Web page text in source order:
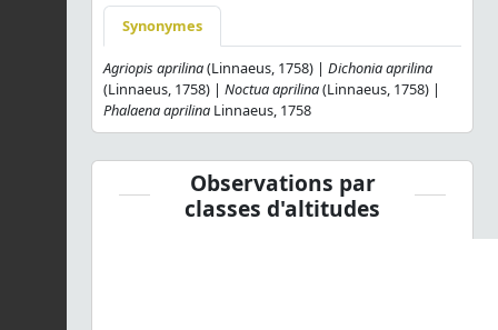
Synonymes
Agriopis aprilina(Linnaeus, 1758) | Dichonia aprilina
(Linnaeus, 1758) | Noctua aprilina(Linnaeus, 1758) |
Phalaena aprilina Linnaeus, 1758
Observations par
classes d'altitudes